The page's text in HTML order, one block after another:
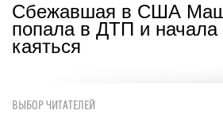
Сбежавшая в США
попала в ДТП и начала
каяться
ВЫБОР ЧИТАТЕЛЕЙ